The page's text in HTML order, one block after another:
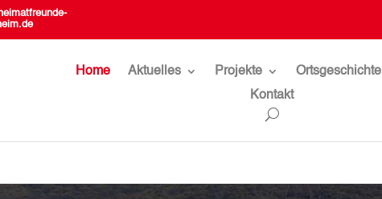
Home Aktuelles Projekte Ortsgeschichte
Kontakt